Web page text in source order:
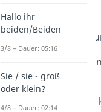
Getrennt- und
Dauer: 04:45
essen gehen /
Essengehen?
Dauer: 01:46
krank melden
Hallo ihr
beiden/Beiden
3/8 – Dauer: 05:16
Sie / sie - groß
oder klein?
4/8 – Dauer: 02:14